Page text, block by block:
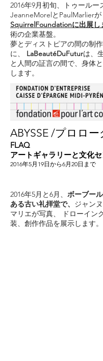
2016年9月初旬、トゥールー
JeanneMorelとPaulMarlierが
SquirrelFoundationに出展し
術の企業基盤。
夢とディストピアの間の制
に、 LaBeautéDuFuturは、
と人間の証言の間で、身体
します。
ABYSSE /プロロー
FLAQ
アートギャラリーと文化
2016年5月19日から6月20日まで
2016年5月と6月、 ボーブー
ある古い礼拝堂で、 ジャン
マリエが写真、
ドローイン
装、創作作品を展示します。